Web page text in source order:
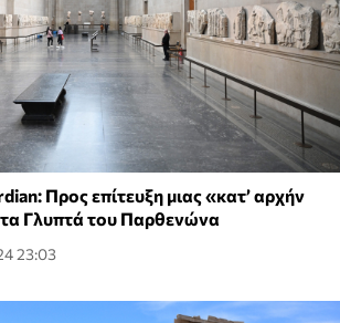
Προς επίτευξη μιας «κατ’ αρχήν
Γλυπτά του Παρθενώνα
23:03